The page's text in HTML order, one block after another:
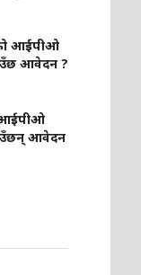
आईपीओ
आवेदन ?
आईपीओ
आवेदन